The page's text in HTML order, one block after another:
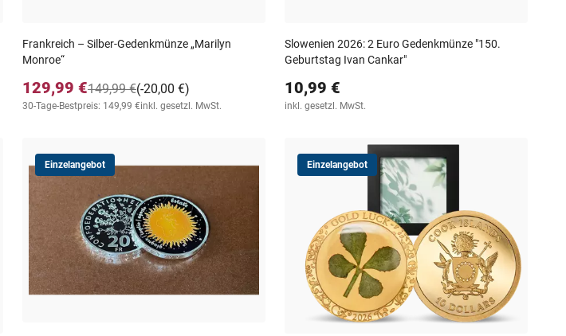
Frankreich – Silber-Gedenkmünze „Marilyn
Monroe“
129,99 € (-20,00 €)
149,99 €
30-Tage-Bestpreis: 149,99 €inkl. gesetzl. MwSt.
Slowenien 2026: 2 Euro Gedenkmünze "150.
Geburtstag Ivan Cankar"
10,99 €
inkl. gesetzl. MwSt.
Einzelangebot Einzelangebot